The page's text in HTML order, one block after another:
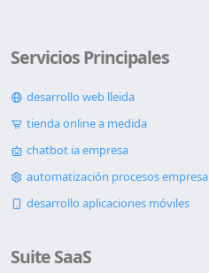
Servicios Principales
desarrollo web lleida
tienda online a medida
chatbot ia empresa
automatización procesos empresa
desarrollo aplicaciones móviles
Suite SaaS